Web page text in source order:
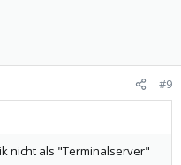
#9
nicht als "Terminalserver"